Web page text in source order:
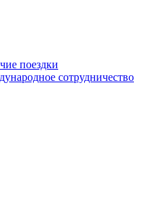
поездки
сотрудничество